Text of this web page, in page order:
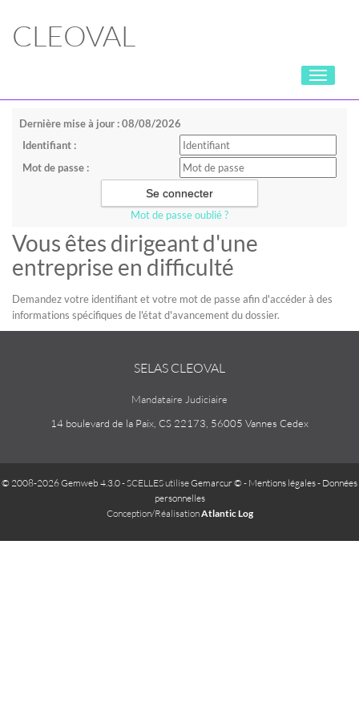
CLEOVAL
Toggle
Dernière mise à jour : 08/08/2026
Identifiant :
Mot de passe :
Mot de passe oublié ?
Vous êtes dirigeant d'une
entreprise en difficulté
Demandez votre identifiant et votre mot de passe afin d'accéder à des
informations spécifiques de l'état d'avancement du dossier.
SELAS CLEOVAL
Mandataire Judiciaire
14 boulevard de la Paix, CS 22173, 56005 Vannes Cedex
© 2008-2026 Gemweb 4.3.0- SCELLES utiliseGemarcur © - Mentions légales- Données
personnelles
Conception/RéalisationAtlantic Log